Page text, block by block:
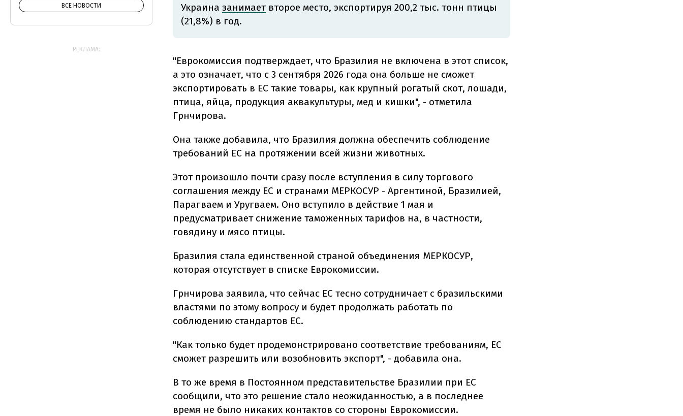
Украина занимает второе место, экспортируя 200,2 тыс. тонн птицы
(21,8%) в год.
"Еврокомиссия подтверждает, что Бразилия не включена в этот список,
а это означает, что с 3 сентября 2026 года она больше не сможет
экспортировать в ЕС такие товары, как крупный рогатый скот, лошади,
птица, яйца, продукция аквакультуры, мед и кишки", - отметила
Грнчирова.
Она также добавила, что Бразилия должна обеспечить соблюдение
требований ЕС на протяжении всей жизни животных.
Этот произошло почти сразу после вступления в силу торгового
соглашения между ЕС и странами МЕРКОСУР - Аргентиной, Бразилией,
Парагваем и Уругваем. Оно вступило в действие 1 мая и
предусматривает снижение таможенных тарифов на, в частности,
говядину и мясо птицы.
Бразилия стала единственной страной объединения МЕРКОСУР,
которая отсутствует в списке Еврокомиссии.
Грнчирова заявила, что сейчас ЕС тесно сотрудничает с бразильскими
властями по этому вопросу и будет продолжать работать по
соблюдению стандартов ЕС.
"Как только будет продемонстрировано соответствие требованиям, ЕС
сможет разрешить или возобновить экспорт", - добавила она.
В то же время в Постоянном представительстве Бразилии при ЕС
сообщили, что это решение стало неожиданностью, а в последнее
время не было никаких контактов со стороны Еврокомиссии.
ВСЕ НОВОСТИ
РЕКЛАМА: